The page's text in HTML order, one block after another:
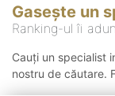
Gasește un
Ranking-ul îi
Cauți un specialist
nostru de căutare.